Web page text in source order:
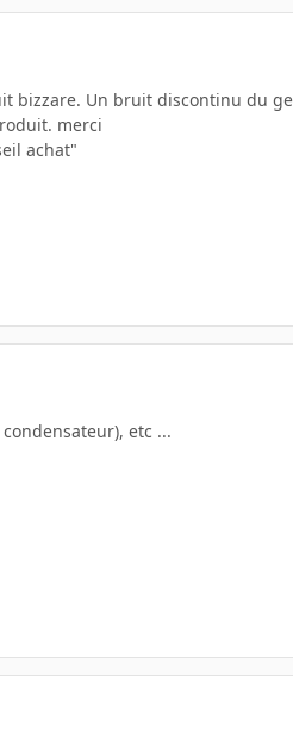
bizzare. Un bruit discontinu du
merci
achat"
etc ...